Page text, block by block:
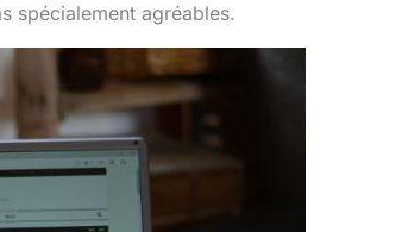
spécialement agréables.